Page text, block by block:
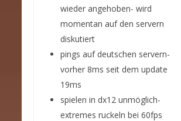
wieder angehoben- wird
momentan auf den servern
diskutiert
pings auf deutschen servern-
vorher 8ms seit dem update
19ms
spielen in dx12 unmöglich-
extremes ruckeln bei 60fps